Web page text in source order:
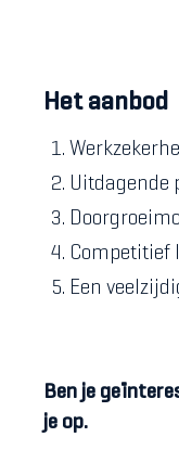
Het aanbod
Uitdagende
Competitief
Een
Ben je
je op.